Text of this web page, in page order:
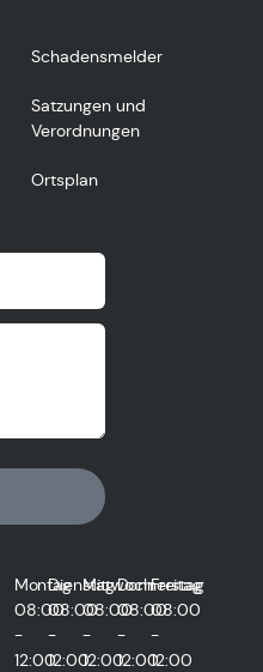
Schadensmelder
Satzungen und
Verordnungen
Ortsplan
Montag
08:00
-
12:00
Dienstag
08:00
-
12:00
Mittwoch
08:00
-
12:00
Donnerstag
08:00
-
12:00
Freitag
08:00
-
12:00